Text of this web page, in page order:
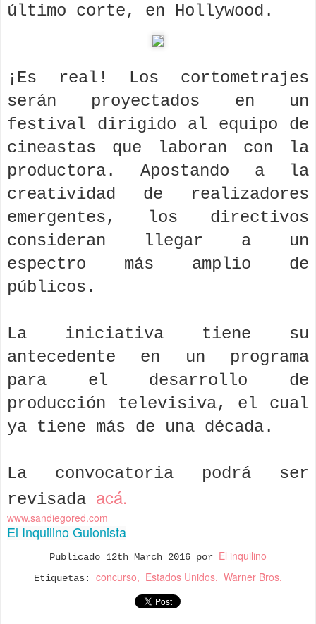
último corte, en Hollywood.
¡Es real! Los cortometrajes
serán proyectados en un
festival dirigido al equipo de
cineastas que laboran con la
productora. Apostando a la
creatividad de realizadores
emergentes, los directivos
consideran llegar a un
espectro más amplio de
públicos.
La iniciativa tiene su
antecedente en un programa
para el desarrollo de
producción televisiva, el cual
ya tiene más de una década.
La convocatoria podrá ser
revisada acá.
www.sandiegored.com
El Inquilino Guionista
Publicado 12th March 2016 por El inquilino
Etiquetas: concurso Estados Unidos Warner Bros.